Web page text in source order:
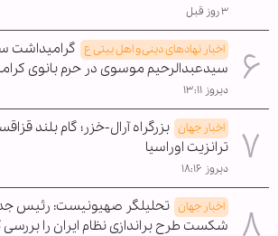
۳ روز قبل
اخبار نهادهای دینی و اهل بیتی ع گرامیداشت
سیدعبدالرحیم موسوی در حرم بانوی
دیروز ۱۳:۱۱
اخبار جهان بزرگراه آرال-خزر؛ گام بلند
ترانزیت اوراسیا
دیروز ۱۸:۱۶
اخبار جهان تحلیلگر صهیونیست: رئیس
شکست طرح براندازی نظام ایران را بررسی